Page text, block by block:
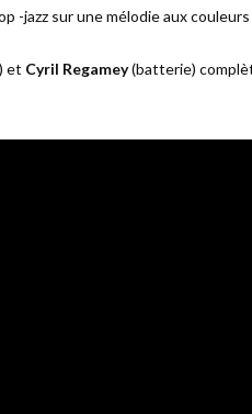
-jazz sur une mélodie aux
et Cyril Regamey(batterie)